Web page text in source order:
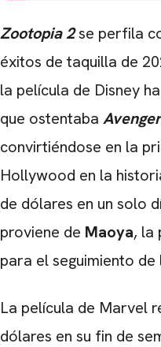
Zootopia 2se perfila
éxitos de taquilla de
la película de Disney
que ostentaba
convirtiéndose en la
Hollywood en la
de dólares en un solo
proviene de Maoya, la
para el seguimiento de
La película de Marvel
dólares en su fin de